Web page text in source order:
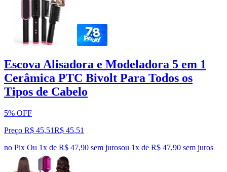
Escova Alisadora e Modeladora 5 em 1
Cerâmica PTC Bivolt Para Todos os
Tipos de Cabelo
5% OFF
Preço R$ 45,51R$ 45,51
no Pix Ou 1x de R$ 47,90 sem jurosou 1x de R$ 47,90 sem juros